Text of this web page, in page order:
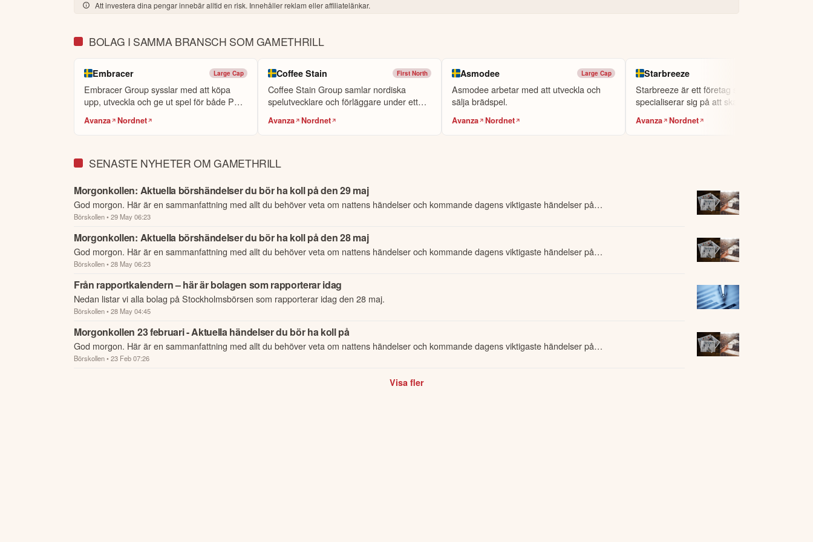
Att investera dina pengar innebär alltid en risk. Innehåller reklam eller affiliatelänkar.
BOLAG I SAMMA BRANSCH SOM GAMETHRILL
Embracer Large Cap
Embracer Group sysslar med att köpa
upp, utveckla och ge ut spel för både PC
Avanza Nordnet
Coffee Stain First North
Coffee Stain Group samlar nordiska
spelutvecklare och förläggare under ett
Avanza Nordnet
Asmodee Large Cap
Asmodee arbetar med att utveckla och
sälja brädspel.
Avanza Nordnet
Starbreeze
Starbreeze är ett företag som
specialiserar sig på att skapa datorspel.
Avanza Nordnet
SENASTE NYHETER OM GAMETHRILL
Morgonkollen: Aktuella börshändelser du bör ha koll på den 29 maj
God morgon. Här är en sammanfattning med allt du behöver veta om nattens händelser och kommande dagens viktigaste händelser på
börsen.
Börskollen• 29 May 06:23
Morgonkollen: Aktuella börshändelser du bör ha koll på den 28 maj
God morgon. Här är en sammanfattning med allt du behöver veta om nattens händelser och kommande dagens viktigaste händelser på
börsen.
Börskollen• 28 May 06:23
Från rapportkalendern – här är bolagen som rapporterar idag
Nedan listar vi alla bolag på Stockholmsbörsen som rapporterar idag den 28 maj.
Börskollen• 28 May 04:45
Morgonkollen 23 februari - Aktuella händelser du bör ha koll på
God morgon. Här är en sammanfattning med allt du behöver veta om nattens händelser och kommande dagens viktigaste händelser på
börsen.
Börskollen• 23 Feb 07:26
Visa fler